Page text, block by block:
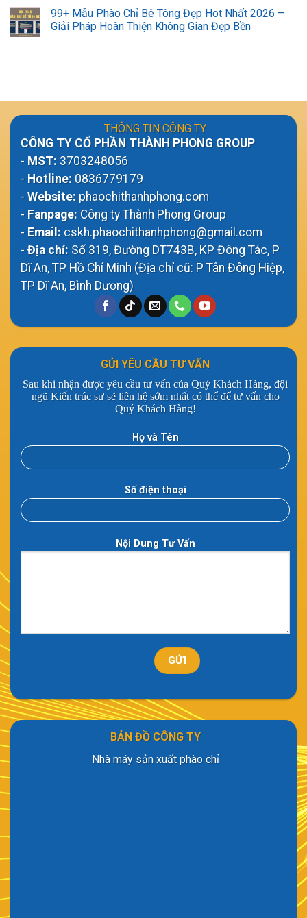
99+ Mẫu Phào Chỉ Bê Tông Đẹp Hot Nhất 2026 –
Giải Pháp Hoàn Thiện Không Gian Đẹp Bền
THÔNG TIN CÔNG TY
CÔNG TY CỔ PHẦN THÀNH PHONG GROUP
- MST: 3703248056
- Hotline: 0836779179
- Website: phaochithanhphong.com
- Fanpage: Công ty Thành Phong Group
- Email: cskh.phaochithanhphong@gmail.com
- Địa chỉ: Số 319, Đường DT743B, KP Đông Tác, P
Dĩ An, TP Hồ Chí Minh (Địa chỉ cũ: P Tân Đông Hiệp,
TP Dĩ An, Bình Dương)
GỬI YÊU CẦU TƯ VẤN
Sau khi nhận được yêu cầu tư vấn của Quý Khách Hàng, đội
ngũ Kiến trúc sư sẽ liên hệ sớm nhất có thể để tư vấn cho
Quý Khách Hàng!
Họ và Tên
Số điện thoại
Nội Dung Tư Vấn
BẢN ĐỒ CÔNG TY
Nhà máy sản xuất phào chỉ